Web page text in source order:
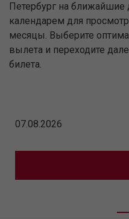
Петербург на ближайшие
календарем для
месяцы. Выберите
вылета и переходите
билета.